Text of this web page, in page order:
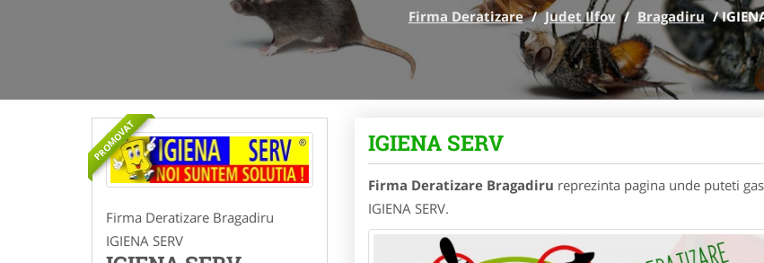
Firma Deratizare / Judet Ilfov / Bragadiru /
PROMOVAT
Firma Deratizare Bragadiru
IGIENA SERV
IGIENA SERV
Firma Deratizare Bragadiru reprezinta pagina unde puteti
IGIENA SERV.